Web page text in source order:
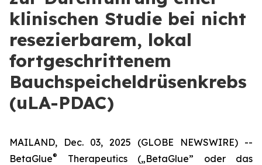
klinischen Studie bei nicht
resezierbarem, lokal
fortgeschrittenem
Bauchspeicheldrüsenkrebs
(uLA-PDAC)
MAILAND, Dec. 03, 2025 (GLOBE NEWSWIRE) --
BetaGlue®
Therapeutics („BetaGlue” oder das